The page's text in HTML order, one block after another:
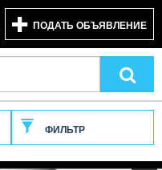
ПОДАТЬ ОБЪЯВЛЕНИЕ
ФИЛЬТР